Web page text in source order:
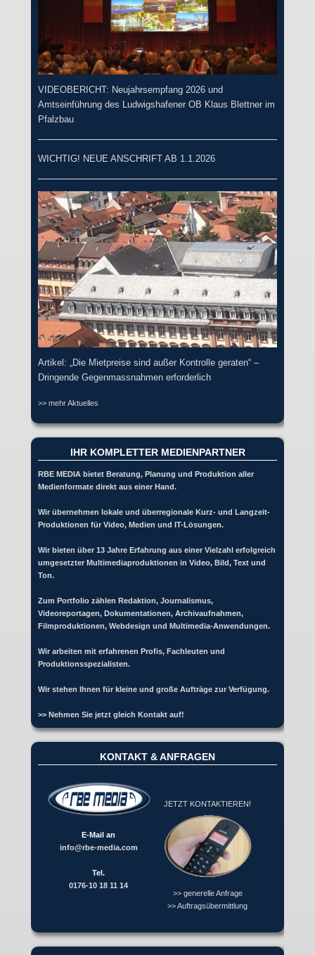
VIDEOBERICHT: Neujahrsempfang 2026 und
Amtseinführung des Ludwigshafener OB Klaus Blettner im
Pfalzbau
WICHTIG! NEUE ANSCHRIFT AB 1.1.2026
Artikel: „Die Mietpreise sind außer Kontrolle geraten“ –
Dringende Gegenmassnahmen erforderlich
>> mehr Aktuelles
IHR KOMPLETTER MEDIENPARTNER
RBE MEDIA bietet Beratung, Planung und Produktion aller
Medienformate direkt aus einer Hand.
Wir übernehmen lokale und überregionale Kurz- und Langzeit-
Produktionen für Video, Medien und IT-Lösungen.
Wir bieten über 13 Jahre Erfahrung aus einer Vielzahl erfolgreich
umgesetzter Multimediaproduktionen in Video, Bild, Text und
Ton.
Zum Portfolio zählen Redaktion, Journalismus,
Videoreportagen, Dokumentationen, Archivaufnahmen,
Filmproduktionen, Webdesign und Multimedia-Anwendungen.
Wir arbeiten mit erfahrenen Profis, Fachleuten und
Produktionsspezialisten.
Wir stehen Ihnen für kleine und große Aufträge zur Verfügung.
>> Nehmen Sie jetzt gleich Kontakt auf!
KONTAKT & ANFRAGEN
E-Mail an
info@rbe-media.com
Tel.
0176-10 18 11 14
JETZT KONTAKTIEREN!
>> generelle Anfrage
>> Auftragsübermittlung